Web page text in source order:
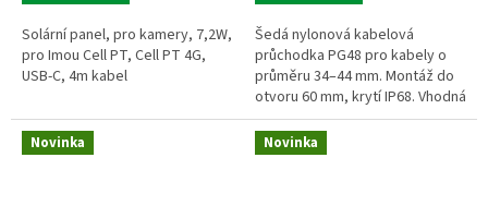
Solární panel, pro kamery, 7,2W,
pro Imou Cell PT, Cell PT 4G,
USB-C, 4m kabel
Šedá nylonová kabelová
průchodka PG48 pro kabely o
průměru 34–44 mm. Montáž do
otvoru 60 mm, krytí IP68. Vhodná
pro vstup kabelů do
rozvaděčové skříně.
Novinka Novinka